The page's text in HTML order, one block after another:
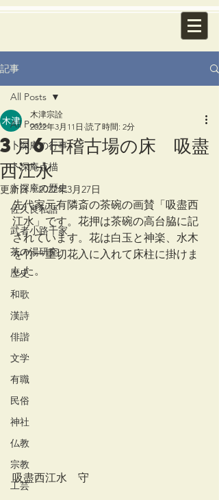
記事
All Posts
卜深庵の行事
卜深庵点描
卜深庵の歴史
佐久良私語
武者小路千家
茶の湯研究
歴史
和歌
漢詩
俳諧
文学
有職
民俗
神社
仏教
宗教
工芸
All Posts
3月6日稽古場の床 吸盡
西江水
木津宗詮
2022年3月11日 読了時間: 2分
更新日：2022年3月27日
先代家元有隣斎の茶碗の画賛「吸盡西
江水」です。花押は茶碗の高台脇に記
されています。花は白玉と神楽、水木
を竹一重切花入に入れて床柱に掛けま
した。
吸盡西江水　守